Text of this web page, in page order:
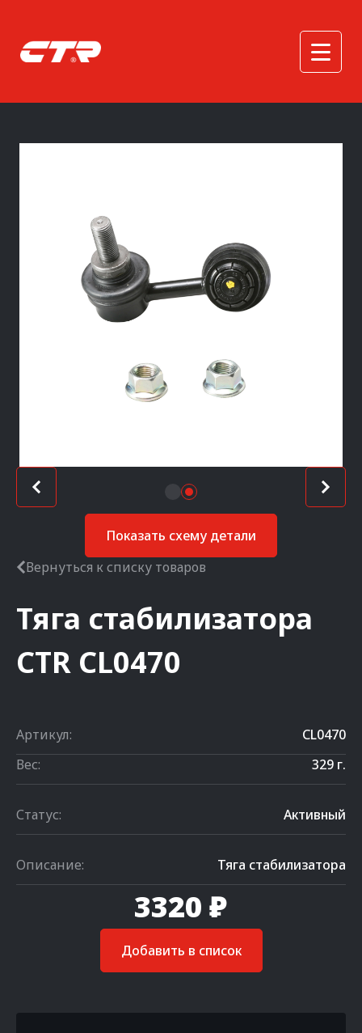
Показать схему детали
Вернуться к списку товаров
Тяга стабилизатора
CTR CL0470
Артикул:
CL0470
Вес:
329 г.
Статус: Активный
Описание: Тяга стабилизатора
3320 ₽
Добавить в список